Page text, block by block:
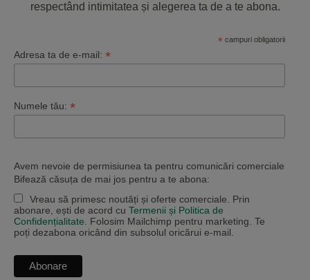
respectând intimitatea și alegerea ta de a te abona.
* campuri obligatorii
Adresa ta de e-mail: *
Numele tău: *
Avem nevoie de permisiunea ta pentru comunicări comerciale
Bifează căsuța de mai jos pentru a te abona:
Vreau să primesc noutăți și oferte comerciale. Prin
abonare, ești de acord cu Termenii și Politica de
Confidențialitate . Folosim Mailchimp pentru marketing. Te
poți dezabona oricând din subsolul oricărui e-mail.